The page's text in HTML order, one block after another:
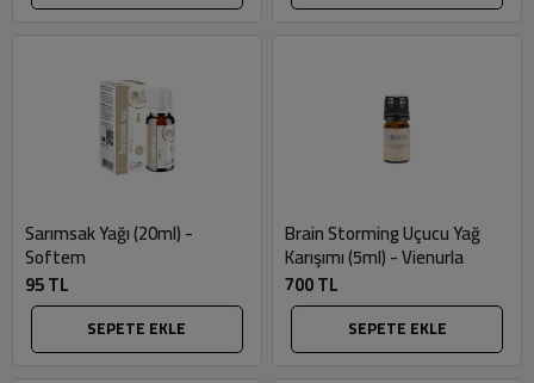
Sarımsak Yağı (20ml) -
Softem
95 TL
SEPETE EKLE
Brain Storming Uçucu Yağ
Karışımı (5ml) - Vienurla
700 TL
SEPETE EKLE